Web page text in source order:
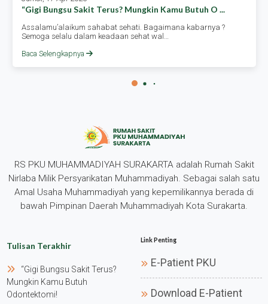
“gigi Bungsu Sakit Terus? Mungkin Kamu Butuh O ...
Assalamu’alaikum sahabat sehati. Bagaimana kabarnya ?
Semoga selalu dalam keadaan sehat wal…
Baca Selengkapnya
RS PKU MUHAMMADIYAH SURAKARTA adalah Rumah Sakit
Nirlaba Milik Persyarikatan Muhammadiyah. Sebagai salah satu
Amal Usaha Muhammadiyah yang kepemilikannya berada di
bawah Pimpinan Daerah Muhammadiyah Kota Surakarta.
Tulisan Terakhir
“gigi Bungsu Sakit Terus?
Mungkin Kamu Butuh
Odontektomi!
Link Penting
E-Patient PKU
Download E-Patient